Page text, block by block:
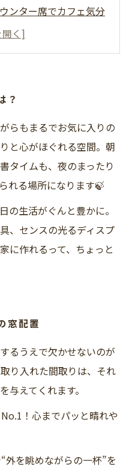
ンター席でカフェ気分
OK！おしゃれな工夫術
？
らもまるでお気に入りの
と心がほぐれる空間。朝
タイムも、夜のまったり
れる場所になります🍃
の生活がぐんと豊かに。
、センスの光るディスプ
に作れるって、ちょっと
窓配置
るうえで欠かせないのが
り入れた間取りは、それ
与えてくれます。
！心までパッと晴れや
外を眺めながらの一杯”を